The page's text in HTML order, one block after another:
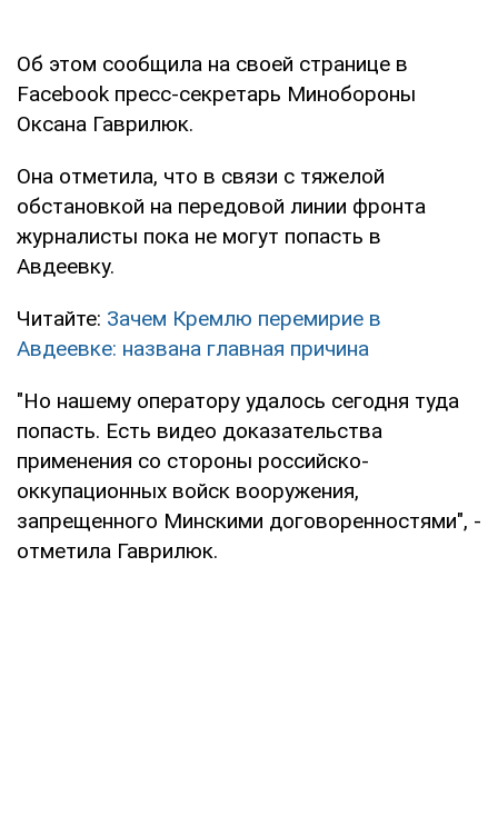
Об этом сообщила на своей странице в
Facebook пресс-секретарь Минобороны
Оксана Гаврилюк.
Она отметила, что в связи с тяжелой
обстановкой на передовой линии фронта
журналисты пока не могут попасть в
Авдеевку.
Читайте: Зачем Кремлю перемирие в
Авдеевке: названа главная причина
"Но нашему оператору удалось сегодня туда
попасть. Есть видео доказательства
применения со стороны российско-
оккупационных войск вооружения,
запрещенного Минскими договоренностями", -
отметила Гаврилюк.